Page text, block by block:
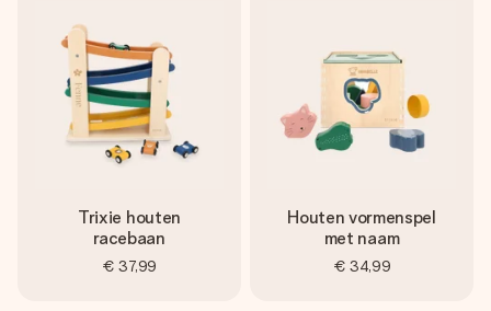
Trixie houten
racebaan
€ 37,99
Houten vormenspel
met naam
€ 34,99